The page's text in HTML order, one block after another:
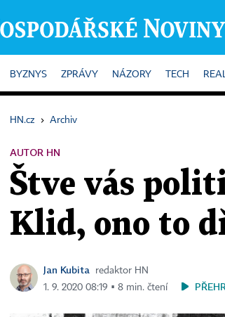
HOME
BYZNYS ZPRÁVY NÁZORY TECH
HN.cz › Archiv
AUTOR HN
Štve vás
Klid, ono to
Jan Kubita
redaktor HN
1. 9. 2020 08:19 ▪ 8 min. čtení